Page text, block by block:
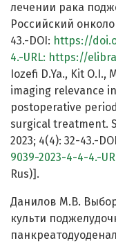
лечении рака
Российский
43.-DOI: https://
4.-URL: https://
Iozefi D.Ya., Kit
imaging relevance
postoperative
surgical treatment.
2023; 4(4): 32-43.-
9039-2023-4-4-4.-
Rus)].
Данилов М.В.
культи